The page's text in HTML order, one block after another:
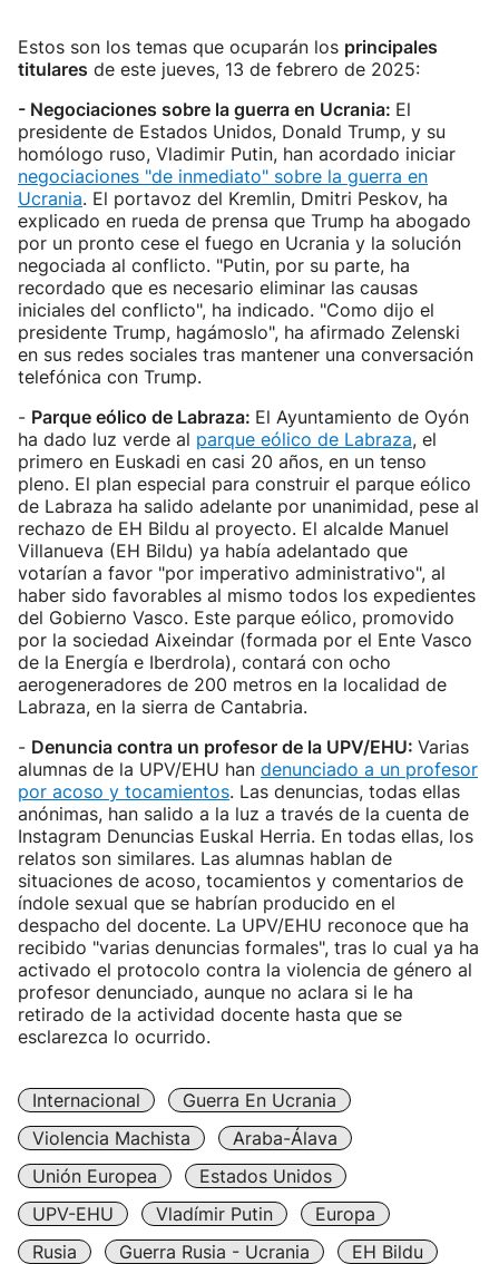
Estos son los temas que ocuparán los principales
titulares de este jueves, 13 de febrero de 2025:
- Negociaciones sobre la guerra en Ucrania: El
presidente de Estados Unidos, Donald Trump, y su
homólogo ruso, Vladimir Putin, han acordado iniciar
negociaciones "de inmediato" sobre la guerra en
Ucrania. El portavoz del Kremlin, Dmitri Peskov, ha
explicado en rueda de prensa que Trump ha abogado
por un pronto cese el fuego en Ucrania y la solución
negociada al conflicto. "Putin, por su parte, ha
recordado que es necesario eliminar las causas
iniciales del conflicto", ha indicado. "Como dijo el
presidente Trump, hagámoslo", ha afirmado Zelenski
en sus redes sociales tras mantener una conversación
telefónica con Trump.
- Parque eólico de Labraza: El Ayuntamiento de Oyón
ha dado luz verde al parque eólico de Labraza, el
primero en Euskadi en casi 20 años, en un tenso
pleno. El plan especial para construir el parque eólico
de Labraza ha salido adelante por unanimidad, pese al
rechazo de EH Bildu al proyecto. El alcalde Manuel
Villanueva (EH Bildu) ya había adelantado que
votarían a favor "por imperativo administrativo", al
haber sido favorables al mismo todos los expedientes
del Gobierno Vasco. Este parque eólico, promovido
por la sociedad Aixeindar (formada por el Ente Vasco
de la Energía e Iberdrola), contará con ocho
aerogeneradores de 200 metros en la localidad de
Labraza, en la sierra de Cantabria.
- Denuncia contra un profesor de la UPV/EHU: Varias
alumnas de la UPV/EHU han denunciado a un profesor
por acoso y tocamientos. Las denuncias, todas ellas
anónimas, han salido a la luz a través de la cuenta de
Instagram Denuncias Euskal Herria. En todas ellas, los
relatos son similares. Las alumnas hablan de
situaciones de acoso, tocamientos y comentarios de
índole sexual que se habrían producido en el
despacho del docente. La UPV/EHU reconoce que ha
recibido "varias denuncias formales", tras lo cual ya ha
activado el protocolo contra la violencia de género al
profesor denunciado, aunque no aclara si le ha
retirado de la actividad docente hasta que se
esclarezca lo ocurrido.
Internacional
Guerra En Ucrania
Violencia Machista
Araba-Álava
Unión Europea
Estados Unidos
UPV-EHU
Vladímir Putin
Europa
Rusia
Guerra Rusia - Ucrania
EH Bildu